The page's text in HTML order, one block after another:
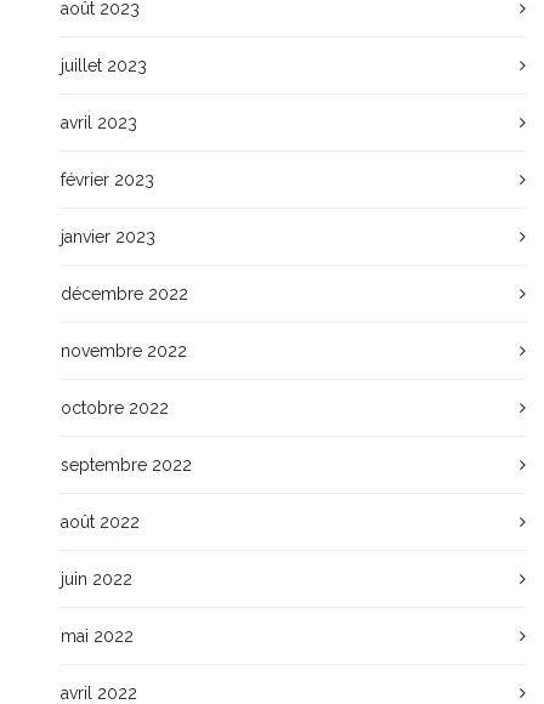
août 2023
juillet 2023
avril 2023
février 2023
janvier 2023
décembre 2022
novembre 2022
octobre 2022
septembre 2022
août 2022
juin 2022
mai 2022
avril 2022